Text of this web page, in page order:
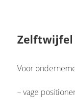
Zelftwijfel
Voor
– vage